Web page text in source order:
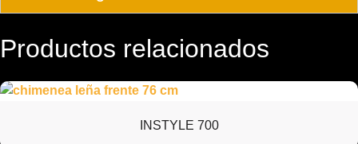
Productos relacionados
INSTYLE 700